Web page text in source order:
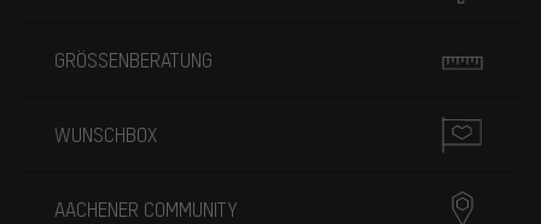
GRÖSSENBERATUNG
WUNSCHBOX
AACHENER COMMUNITY